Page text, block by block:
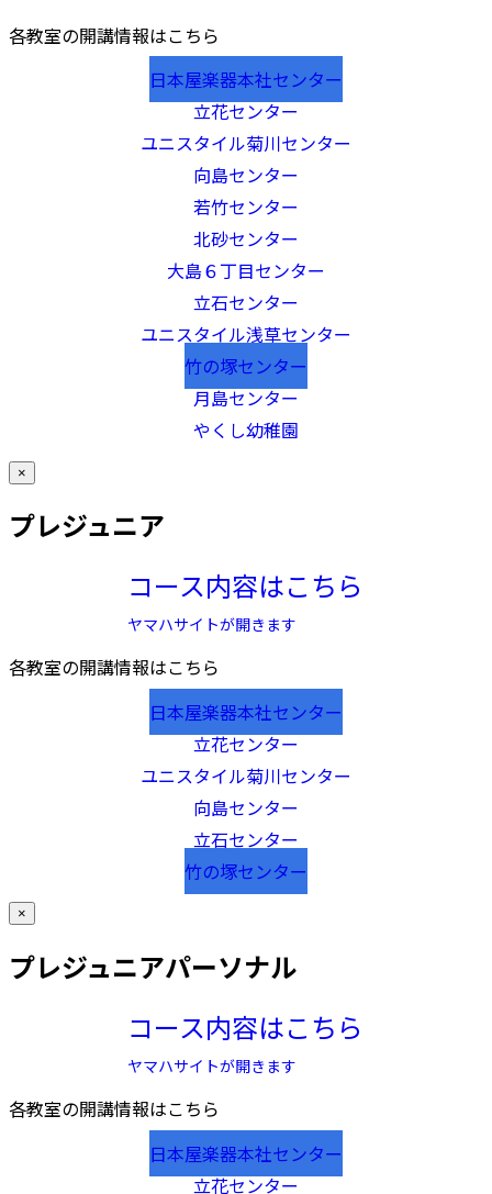
各教室の開講情報はこちら
日本屋楽器本社センター
立花センター
ユニスタイル菊川センター
向島センター
若竹センター
北砂センター
大島６丁目センター
立石センター
ユニスタイル浅草センター
竹の塚センター
月島センター
やくし幼稚園
×
プレジュニア
コース内容はこちら
ヤマハサイトが開きます
各教室の開講情報はこちら
日本屋楽器本社センター
立花センター
ユニスタイル菊川センター
向島センター
立石センター
竹の塚センター
×
プレジュニアパーソナル
コース内容はこちら
ヤマハサイトが開きます
各教室の開講情報はこちら
日本屋楽器本社センター
立花センター